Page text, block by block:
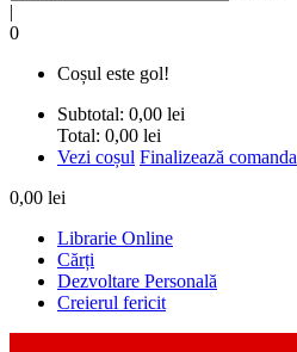
|
0
Coșul este gol!
Subtotal: 0,00 lei
Total: 0,00 lei
Vezi coșul Finalizează comanda
0,00 lei
Librarie Online
Cărți
Dezvoltare Personală
Creierul fericit